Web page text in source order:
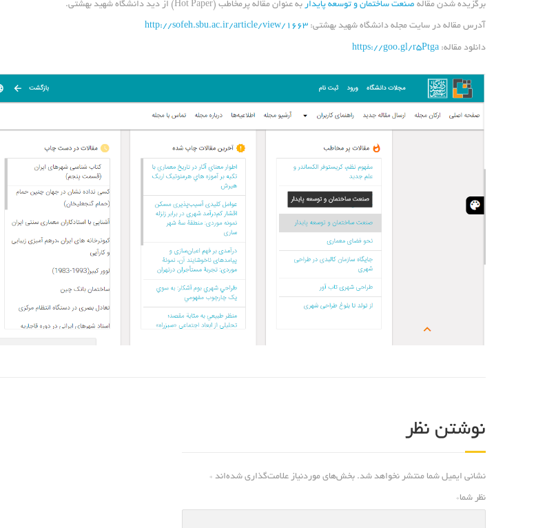
برگزیده شدن مقاله صنعت ساختمان و توسعه پایدار به عنوان مقاله پرمخاطب (Hot Paper) از دید دانشگاه شهید بهشتی.
آدرس مقاله در سایت مجله دانشگاه شهید بهشتی: http://sofeh.sbu.ac.ir/article/view/1663
دانلود مقاله: https://goo.gl/r5Ptga
نوشتن نظر
نشانی ایمیل شما منتشر نخواهد شد. بخش‌های موردنیاز علامت‌گذاری شده‌اند *
نظر شما*